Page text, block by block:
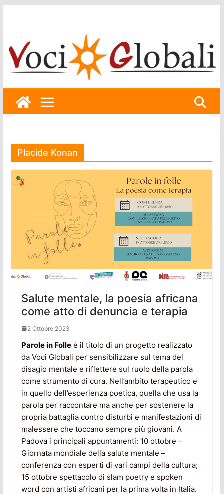
Placide Konan
Salute mentale, la poesia africana
come atto di denuncia e terapia
2 Ottobre 2023
Parole in Folleè il titolo di un progetto realizzato
da Voci Globali per sensibilizzare sul tema del
disagio mentale e riflettere sul ruolo della parola
come strumento di cura. Nell’ambito terapeutico e
in quello dell’esperienza poetica, quella che usa la
parola per raccontare ma anche per sostenere la
propria battaglia contro disturbi e manifestazioni di
malessere che toccano sempre più giovani. A
Padova i principali appuntamenti: 10 ottobre –
Giornata mondiale della salute mentale –
conferenza con esperti di vari campi della cultura;
15 ottobre spettacolo di slam poetry e spoken
word con artisti africani per la prima volta in Italia.